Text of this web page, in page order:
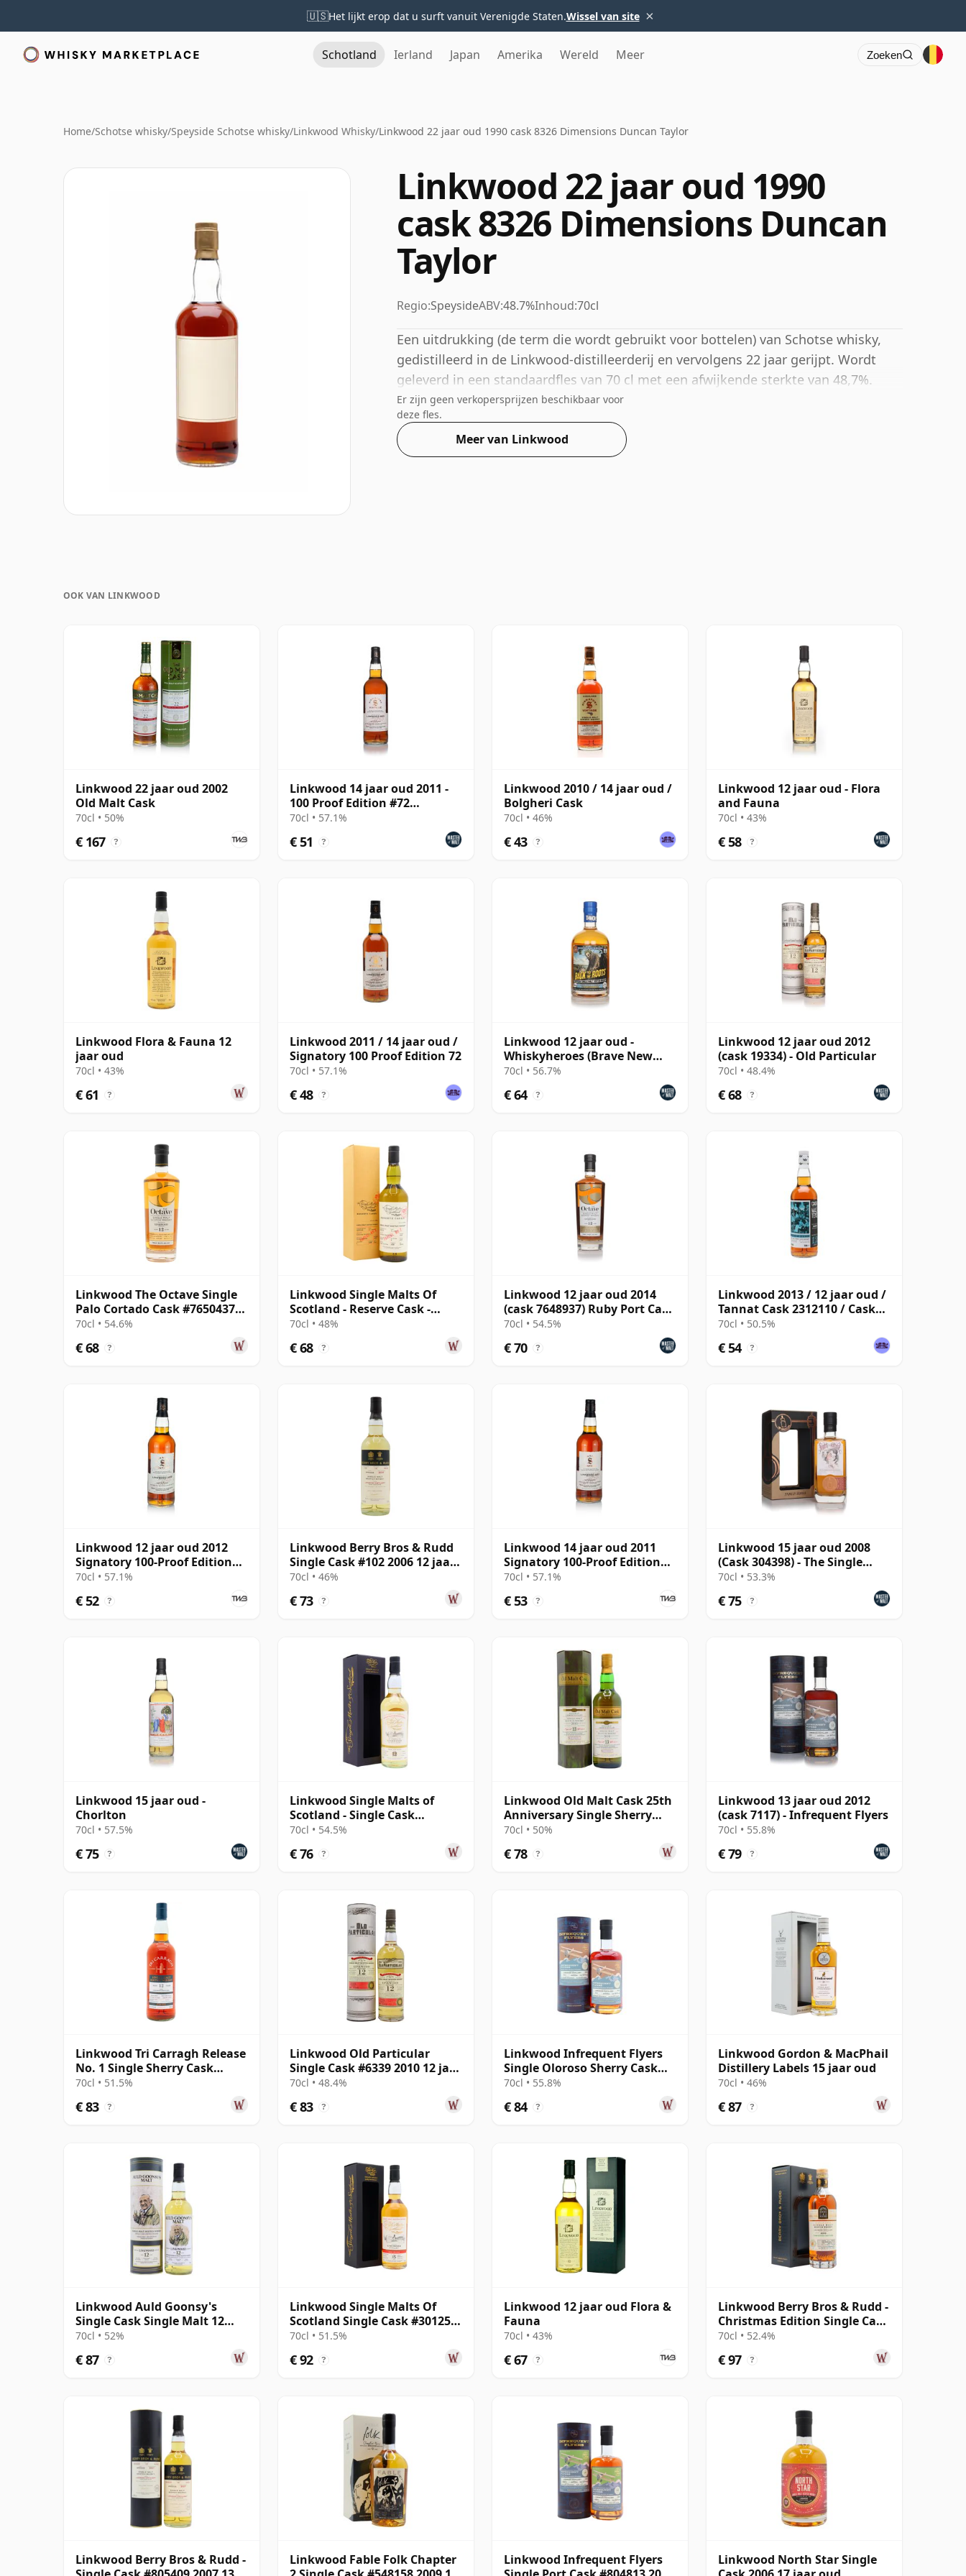
🇺🇸Het lijkt erop dat u surft vanuit Verenigde Staten.Wissel van site ×
Schotland Ierland Japan Amerika Wereld Meer Zoeken
Home/Schotse whisky/Speyside Schotse whisky/Linkwood Whisky/Linkwood 22 jaar oud 1990 cask 8326 Dimensions Duncan Taylor
Linkwood 22 jaar oud 1990
cask 8326 Dimensions Duncan
Taylor
Regio:SpeysideABV:48.7%Inhoud:70cl
Een uitdrukking (de term die wordt gebruikt voor bottelen) van Schotse whisky,
gedistilleerd in de Linkwood-distilleerderij en vervolgens 22 jaar gerijpt. Wordt
geleverd in een standaardfles van 70 cl met een afwijkende sterkte van 48,7%.
Er zijn geen verkopersprijzen beschikbaar voor
deze fles.
Meer van Linkwood
OOK VAN LINKWOOD
Linkwood 22 jaar oud 2002
Old Malt Cask
70cl • 50%
€ 167 ?
Linkwood 14 jaar oud 2011 -
100 Proof Edition #72
(Signatory)
70cl • 57.1%
€ 51 ?
Linkwood 2010 / 14 jaar oud /
Bolgheri Cask
70cl • 46%
€ 43 ?
Linkwood 12 jaar oud - Flora
and Fauna
70cl • 43%
€ 58 ?
Linkwood Flora & Fauna 12
jaar oud
70cl • 43%
€ 61 ?
Linkwood 2011 / 14 jaar oud /
Signatory 100 Proof Edition 72
70cl • 57.1%
€ 48 ?
Linkwood 12 jaar oud -
Whiskyheroes (Brave New
Spirits)
70cl • 56.7%
€ 64 ?
Linkwood 12 jaar oud 2012
(cask 19334) - Old Particular
70cl • 48.4%
€ 68 ?
Linkwood The Octave Single
Palo Cortado Cask #7650437
2014 12 jaar oud
70cl • 54.6%
€ 68 ?
Linkwood Single Malts Of
Scotland - Reserve Cask -
Parcel # 2007 12 jaar oud
70cl • 48%
€ 68 ?
Linkwood 12 jaar oud 2014
(cask 7648937) Ruby Port Cask
- The Octave
70cl • 54.5%
€ 70 ?
Linkwood 2013 / 12 jaar oud /
Tannat Cask 2312110 / Cask
Masters
70cl • 50.5%
€ 54 ?
Linkwood 12 jaar oud 2012
Signatory 100-Proof Edition
#68
70cl • 57.1%
€ 52 ?
Linkwood Berry Bros & Rudd
Single Cask #102 2006 12 jaar
oud
70cl • 46%
€ 73 ?
Linkwood 14 jaar oud 2011
Signatory 100-Proof Edition
#72
70cl • 57.1%
€ 53 ?
Linkwood 15 jaar oud 2008
(Cask 304398) - The Single
Cask
70cl • 53.3%
€ 75 ?
Linkwood 15 jaar oud -
Chorlton
70cl • 57.5%
€ 75 ?
Linkwood Single Malts of
Scotland - Single Cask
#804457 2007 12 jaar oud
70cl • 54.5%
€ 76 ?
Linkwood Old Malt Cask 25th
Anniversary Single Sherry
Cask 2010 13 jaar oud
70cl • 50%
€ 78 ?
Linkwood 13 jaar oud 2012
(cask 7117) - Infrequent Flyers
70cl • 55.8%
€ 79 ?
Linkwood Tri Carragh Release
No. 1 Single Sherry Cask
Scotch 2010 12 jaar oud
70cl • 51.5%
€ 83 ?
Linkwood Old Particular
Single Cask #6339 2010 12 jaar
oud
70cl • 48.4%
€ 83 ?
Linkwood Infrequent Flyers
Single Oloroso Sherry Cask
#7117 2012 13 jaar oud
70cl • 55.8%
€ 84 ?
Linkwood Gordon & MacPhail
Distillery Labels 15 jaar oud
70cl • 46%
€ 87 ?
Linkwood Auld Goonsy's
Single Cask Single Malt 12
jaar oud
70cl • 52%
€ 87 ?
Linkwood Single Malts Of
Scotland Single Cask #301259
2010 15 jaar oud
70cl • 51.5%
€ 92 ?
Linkwood 12 jaar oud Flora &
Fauna
70cl • 43%
€ 67 ?
Linkwood Berry Bros & Rudd -
Christmas Edition Single Cask
2010 13 jaar oud
70cl • 52.4%
€ 97 ?
Linkwood Berry Bros & Rudd -
Linkwood Fable Folk Chapter
Linkwood Infrequent Flyers
Linkwood North Star Single